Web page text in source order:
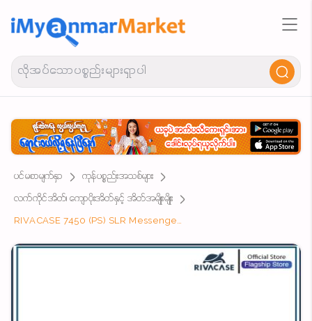
ပင်မစာမျက်နှာ
ကုန်ပစ္စည်းအသစ်များ
လက်ကိုင်အိတ်၊ ကျောပိုးအိတ်နှင့် အိတ်အမျိုးမျိုး
RIVACASE 7450 (PS) SLR Messenger Bag